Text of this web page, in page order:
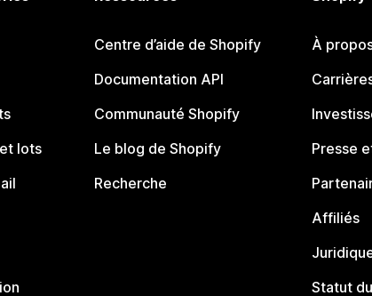
lots
Centre d’aide de Shopify
Documentation API
Communauté Shopify
Le blog de Shopify
Recherche
À
Presse
Affiliés
Statut